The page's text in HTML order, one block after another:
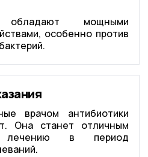
мощными
особенно против
врачом антибиотики
Она станет отличным
лечению в период